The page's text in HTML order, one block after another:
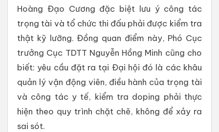
Hoàng Đạo Cương đặc biệt lưu ý công tác
trọng tài và tổ chức thi đấu phải được kiểm tra
thật kỹ lưỡng. Đồng quan điểm này, Phó Cục
trưởng Cục TDTT Nguyễn Hồng Minh cũng cho
biết: yêu cầu đặt ra tại Đại hội đó là các khâu
quản lý vận động viên, điều hành của trọng tài
và công tác y tế, kiểm tra doping phải thực
hiện theo quy trình chặt chẽ, không để xảy ra
sai sót.